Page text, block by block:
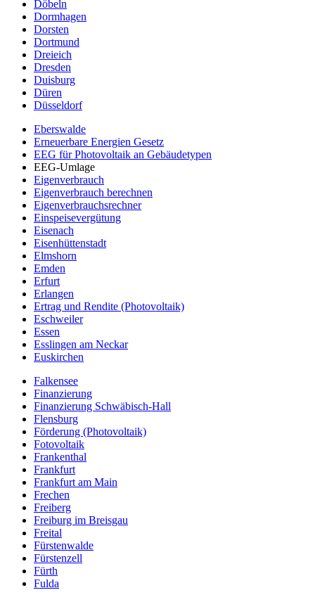
Döbeln
Dormhagen
Dorsten
Dortmund
Dreieich
Dresden
Duisburg
Düren
Düsseldorf
Eberswalde
Erneuerbare Energien Gesetz
EEG für Photovoltaik an Gebäudetypen
EEG-Umlage
Eigenverbrauch
Eigenverbrauch berechnen
Eigenverbrauchsrechner
Einspeisevergütung
Eisenach
Eisenhüttenstadt
Elmshorn
Emden
Erfurt
Erlangen
Ertrag und Rendite (Photovoltaik)
Eschweiler
Essen
Esslingen am Neckar
Euskirchen
Falkensee
Finanzierung
Finanzierung Schwäbisch-Hall
Flensburg
Förderung (Photovoltaik)
Fotovoltaik
Frankenthal
Frankfurt
Frankfurt am Main
Frechen
Freiberg
Freiburg im Breisgau
Freital
Fürstenwalde
Fürstenzell
Fürth
Fulda